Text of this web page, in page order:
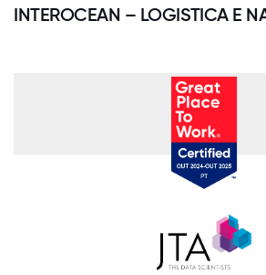
INTEROCEAN – LOGISTICA E